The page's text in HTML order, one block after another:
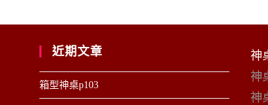
近期文章
箱型神桌p103
神
神
神